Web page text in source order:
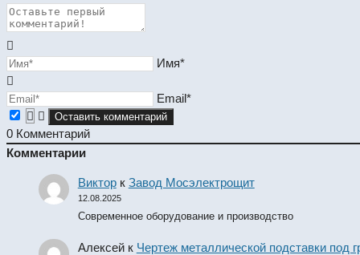
Имя*
Email*
0 Комментарий
Комментарии
Викторк Завод Мосэлектрощит
12.08.2025
Современное оборудование и производство
Алексейк Чертеж металлической подставки под